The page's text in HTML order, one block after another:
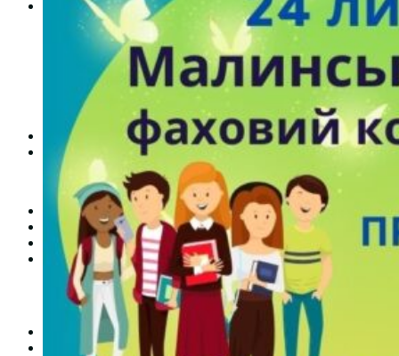
Студентам
Денна форма навчання
Заочна форма навчання
Студентська рада
Документація. Карантин
Документація. Воєнний стан
Центр кар’єри та працевлаштування
Центр дуальної освіти
Неформальна та інформальна освіта
Вступникам
Міжнародне співробітництво
Міжнародне співробітництво для викладачів
Міжнародне співробітництво для студентів
Угоди та договори
Вісник
Контакти
Публічність
Кваліфікаційний центр МФК
Нормативно-правова база
Форма заяви здобувача
Перелік професій
Професійні стандарти
Майстри сервісних центрів
Про формальну, неформальну та інформальну освіту